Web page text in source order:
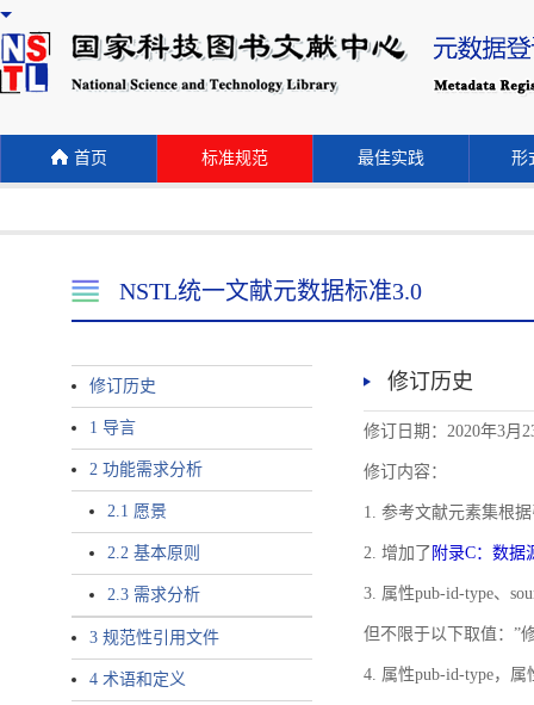
首页 标准规范 最佳实践 形
NSTL统一文献元数据标准3.0
修订历史
1 导言
2 功能需求分析
2.1 愿景
2.2 基本原则
2.3 需求分析
3 规范性引用文件
4 术语和定义
修订历史
修订日期：2020年3月
修订内容：
1. 参考文献元素集根
2. 增加了 附录C：数据
3. 属性pub-id-type、
但不限于以下取值：”
4. 属性pub-id-type，属